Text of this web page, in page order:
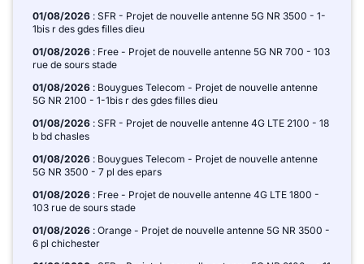
01/08/2026 : SFR - Projet de nouvelle antenne 5G NR 3500 - 1-
1bis r des gdes filles dieu
01/08/2026 : Free - Projet de nouvelle antenne 5G NR 700 - 103
rue de sours stade
01/08/2026 : Bouygues Telecom - Projet de nouvelle antenne
5G NR 2100 - 1-1bis r des gdes filles dieu
01/08/2026 : SFR - Projet de nouvelle antenne 4G LTE 2100 - 18
b bd chasles
01/08/2026 : Bouygues Telecom - Projet de nouvelle antenne
5G NR 3500 - 7 pl des epars
01/08/2026 : Free - Projet de nouvelle antenne 4G LTE 1800 -
103 rue de sours stade
01/08/2026 : Orange - Projet de nouvelle antenne 5G NR 3500 -
6 pl chichester